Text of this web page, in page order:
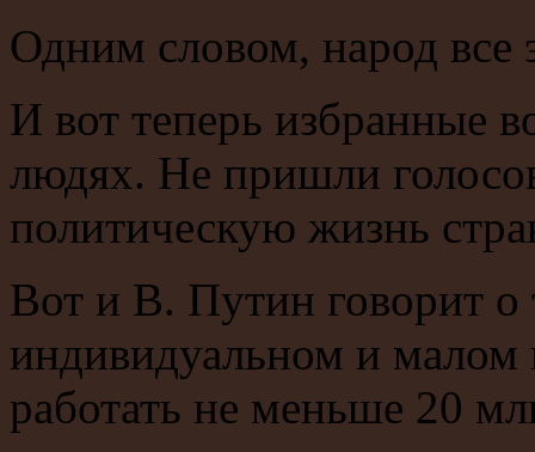
Одним словом, народ все
И вот теперь избранные
людях. Не пришли
политическую жизнь
Вот и В. Путин говорит о
индивидуальном и малом
работать не меньше 20